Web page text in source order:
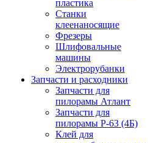
пластика
Станки
клеенаносящие
Фрезеры
Шлифовальные
машины
Электрорубанки
Запчасти и расходники
Запчасти для
пилорамы Атлант
Запчасти для
пилорамы Р-63 (4Б)
Клей для